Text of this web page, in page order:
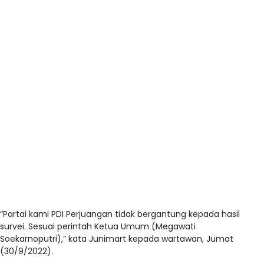
“Partai kami PDI Perjuangan tidak bergantung kepada hasil
survei. Sesuai perintah Ketua Umum (Megawati
Soekarnoputri),” kata Junimart kepada wartawan, Jumat
(30/9/2022).